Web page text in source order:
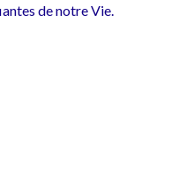
de notre Vie.